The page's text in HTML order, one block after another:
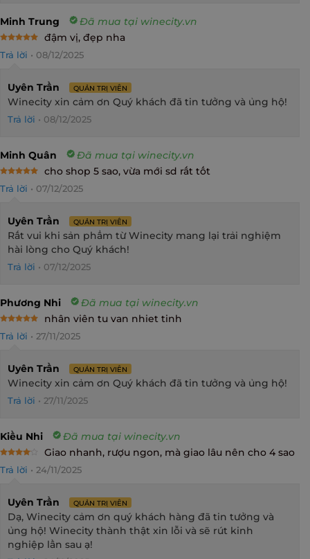
Minh Trung Đã mua tại winecity.vn
out of 5
đậm vị, đẹp nha
Trả lời • 08/12/2025
Uyên Trần QUẢN TRỊ VIÊN
Winecity xin cảm ơn Quý khách đã tin tưởng và ủng hộ!
Trả lời • 08/12/2025
Minh Quân Đã mua tại winecity.vn
out of 5
cho shop 5 sao, vừa mới sd rất tốt
Trả lời • 07/12/2025
Uyên Trần QUẢN TRỊ VIÊN
Rất vui khi sản phẩm từ Winecity mang lại trải nghiệm
hài lòng cho Quý khách!
Trả lời • 07/12/2025
Phương Nhi Đã mua tại winecity.vn
out of 5
nhân viên tu van nhiet tinh
Trả lời • 27/11/2025
Uyên Trần QUẢN TRỊ VIÊN
Winecity xin cảm ơn Quý khách đã tin tưởng và ủng hộ!
Trả lời • 27/11/2025
Kiều Nhi Đã mua tại winecity.vn
out of 5
Giao nhanh, rượu ngon, mà giao lâu nên cho 4 sao
Trả lời • 24/11/2025
Uyên Trần QUẢN TRỊ VIÊN
Dạ, Winecity cảm ơn quý khách hàng đã tin tưởng và
ủng hộ! Winecity thành thật xin lỗi và sẽ rút kinh
nghiệp lần sau ạ!